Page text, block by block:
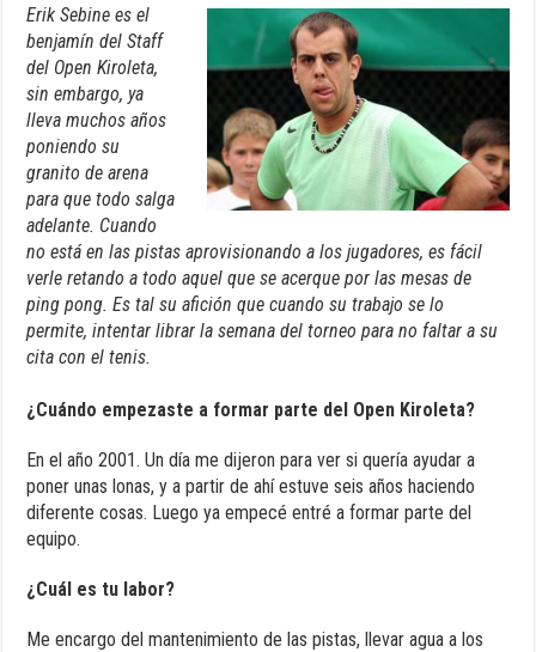
Erik Sebine es el
benjamín del Staff
del Open Kiroleta,
sin embargo, ya
lleva muchos años
poniendo su
granito de arena
para que todo salga
adelante. Cuando
no está en las pistas aprovisionando a los jugadores, es fácil
verle retando a todo aquel que se acerque por las mesas de
ping pong. Es tal su afición que cuando su trabajo se lo
permite, intentar librar la semana del torneo para no faltar a su
cita con el tenis.
¿Cuándo empezaste a formar parte del Open Kiroleta?
En el año 2001. Un día me dijeron para ver si quería ayudar a
poner unas lonas, y a partir de ahí estuve seis años haciendo
diferente cosas. Luego ya empecé entré a formar parte del
equipo.
¿Cuál es tu labor?
Me encargo del mantenimiento de las pistas, llevar agua a los